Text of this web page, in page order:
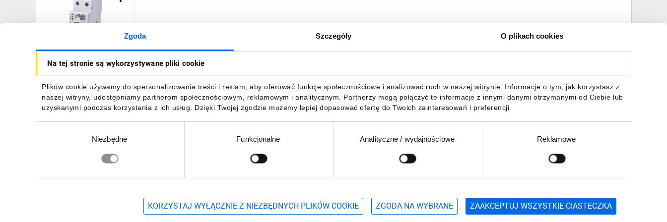
Zgoda Szczegóły O plikach cookies
Na tej stronie są wykorzystywane pliki cookie
Plików cookie używamy do spersonalizowania treści i reklam, aby oferować funkcje społecznościowe i analizować ruch w naszej witrynie. Informacje o tym, jak korzystasz z
naszej witryny, udostępniamy partnerom społecznościowym, reklamowym i analitycznym. Partnerzy mogą połączyć te informacje z innymi danymi otrzymanymi od Ciebie lub
uzyskanymi podczas korzystania z ich usług. Dzięki Twojej zgodzie możemy lepiej dopasować ofertę do Twoich zainteresowań i preferencji.
Niezbędne Funkcjonalne Analityczne / wydajnościowe Reklamowe
KORZYSTAJ WYŁĄCZNIE Z NIEZBĘDNYCH PLIKÓW COOKIE ZGODA NA WYBRANE ZAAKCEPTUJ WSZYSTKIE CIASTECZKA
Wyłącznik
różnicowonadprądowy
2M2p EDI A 002172411
327,65 zł brutto
Zapisz się, aby otrzymać informacje o nowościach, promocjach i wyprzedażach ZAPISZ SIĘ